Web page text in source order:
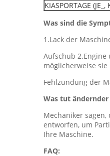
KIASPORTAGE
Was sind die
1.Lack der
Aufschub
möglicherweise
Fehlzündung der
Was tut
Mechaniker
entworfen, um
Ihre Maschine.
FAQ: